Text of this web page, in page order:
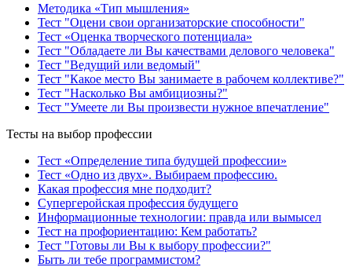
Методика «Тип мышления»
Тест "Оцени свои организаторские способности"
Тест «Оценка творческого потенциала»
Тест "Обладаете ли Вы качествами делового человека"
Тест "Ведущий или ведомый"
Тест "Какое место Вы занимаете в рабочем коллективе?"
Тест "Насколько Вы амбициозны?"
Тест "Умеете ли Вы произвести нужное впечатление"
Тесты на выбор профессии
Тест «Определение типа будущей профессии»
Тест «Одно из двух». Выбираем профессию.
Какая профессия мне подходит?
Супергеройская профессия будущего
Информационные технологии: правда или вымысел
Тест на профориентацию: Кем работать?
Тест "Готовы ли Вы к выбору профессии?"
Быть ли тебе программистом?